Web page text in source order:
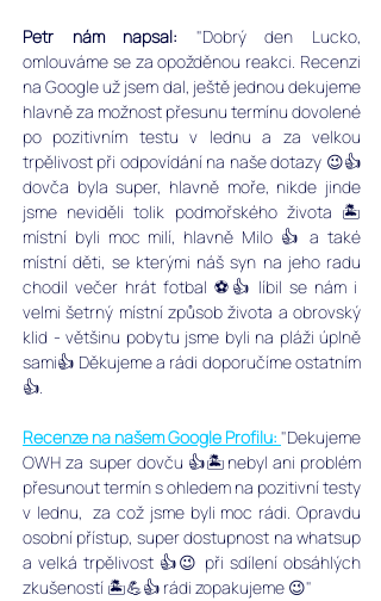
Petr nám napsal: "Dobrý den Lucko,
omlouváme se za opožděnou reakci. Recenzi
na Google už jsem dal, ještě jednou dekujeme
hlavně za možnost přesunu termínu dovolené
po pozitivním testu v lednu a za velkou
trpělivost při odpovídání na naše dotazy 😉👍
dovča byla super, hlavně moře, nikde jinde
jsme neviděli tolik podmořského života 🏝
místní byli moc milí, hlavně Milo 👍 a také
místní děti, se kterými náš syn na jeho radu
chodil večer hrát fotbal ⚽️👍 líbil se nám i
velmi šetrný místní způsob života a obrovský
klid - většinu pobytu jsme byli na pláži úplně
sami👍 Děkujeme a rádi doporučíme ostatním
👍.
Recenze na našem Google Profilu: "Dekujeme
OWH za super dovču 👍🏝nebyl ani problém
přesunout termín s ohledem na pozitivní testy
v lednu,  za což jsme byli moc rádi. Opravdu
osobní přístup, super dostupnost na whatsup
a velká trpělivost 👍😉 při sdílení obsáhlých
zkušeností 🏝💪👍 rádi zopakujeme 😉"